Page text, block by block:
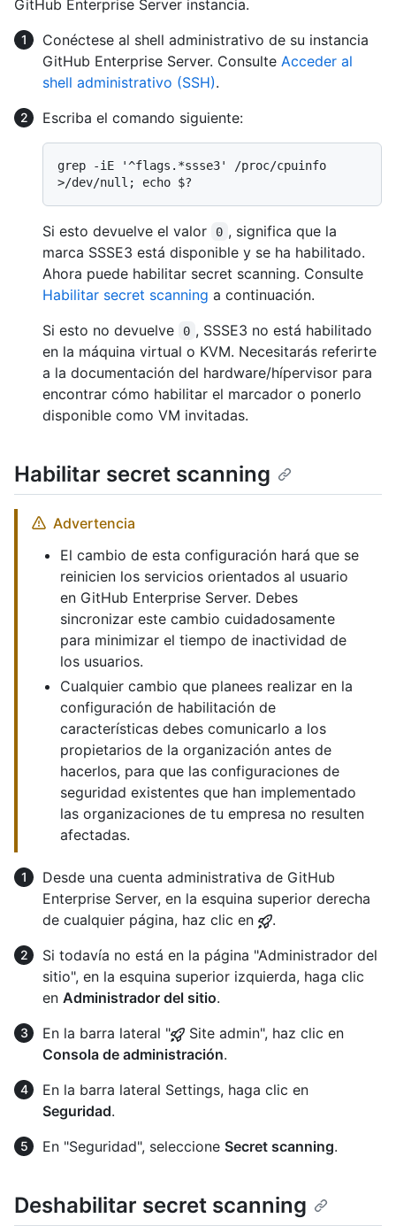
GitHub Enterprise Server instancia.
Conéctese al shell administrativo de su instancia
GitHub Enterprise Server. Consulte Acceder al
shell administrativo (SSH).
Escriba el comando siguiente:
grep -iE '^flags.*ssse3' /proc/cpuinfo
Si esto devuelve el valor 0 , significa que la
marca SSSE3 está disponible y se ha habilitado.
Ahora puede habilitar secret scanning. Consulte
Habilitar secret scanning a continuación.
Si esto no devuelve
0 , SSSE3 no está habilitado
en la máquina virtual o KVM. Necesitarás referirte
a la documentación del hardware/hípervisor para
encontrar cómo habilitar el marcador o ponerlo
disponible como VM invitadas.
Habilitar secret scanning
Advertencia
El cambio de esta configuración hará que se
reinicien los servicios orientados al usuario
en GitHub Enterprise Server. Debes
sincronizar este cambio cuidadosamente
para minimizar el tiempo de inactividad de
los usuarios.
Cualquier cambio que planees realizar en la
configuración de habilitación de
características debes comunicarlo a los
propietarios de la organización antes de
hacerlos, para que las configuraciones de
seguridad existentes que han implementado
las organizaciones de tu empresa no resulten
afectadas.
Desde una cuenta administrativa de GitHub
Enterprise Server, en la esquina superior derecha
de cualquier página, haz clic en
.
Si todavía no está en la página "Administrador del
sitio", en la esquina superior izquierda, haga clic
en Administrador del sitio.
En la barra lateral "
Site admin", haz clic en
Consola de administración.
En la barra lateral Settings, haga clic en
Seguridad.
En "Seguridad", seleccione Secret scanning.
Deshabilitar secret scanning